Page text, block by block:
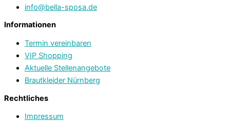
info@bella-sposa.de
Informationen
Termin vereinbaren
VIP Shopping
Aktuelle Stellenangebote
Brautkleider Nürnberg
Rechtliches
Impressum